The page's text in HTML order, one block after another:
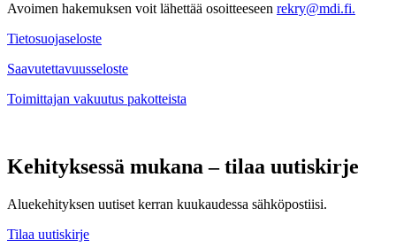
Avoimen hakemuksen voit lähettää osoitteeseen rekry@mdi.fi.
Tietosuojaseloste
Saavutettavuusseloste
Toimittajan vakuutus pakotteista
Kehityksessä mukana – tilaa uutiskirje
Aluekehityksen uutiset kerran kuukaudessa sähköpostiisi.
Tilaa uutiskirje